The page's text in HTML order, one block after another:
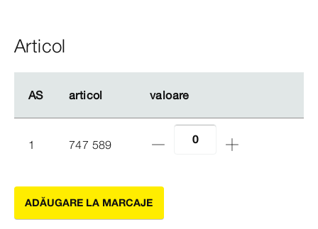
Articol
AS articol valoare
AS articol valoare
1 747 589
ADĂUGARE LA MARCAJE